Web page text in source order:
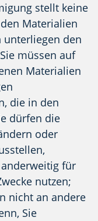
stellt keine
Materialien
unterliegen den
müssen auf
Materialien
die in den
dürfen die
oder
für
nutzen;
nicht an andere
Sie